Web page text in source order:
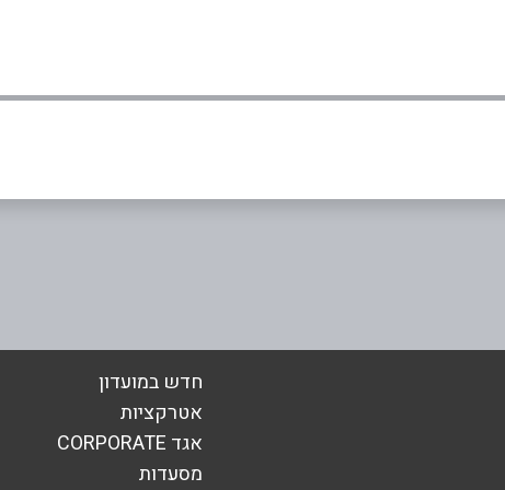
אימייל*
חדש במועדון
אטרקציות
אגד CORPORATE
מסעדות